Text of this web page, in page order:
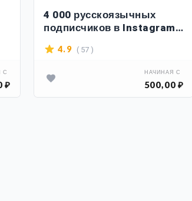
С
₽
4 000 русскоязычных
подписчиков в Instagram
+ 5 000 лайков
4.9 ( 57 )
НАЧИНАЯ С
500,00 ₽